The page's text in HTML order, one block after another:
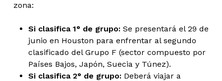
zona:
Si clasifica 1° de grupo:Se presentará el 29 de
junio en Houston para enfrentar al segundo
clasificado del Grupo F (sector compuesto por
Países Bajos, Japón, Suecia y Túnez).
Si clasifica 2° de grupo:Deberá viajar a